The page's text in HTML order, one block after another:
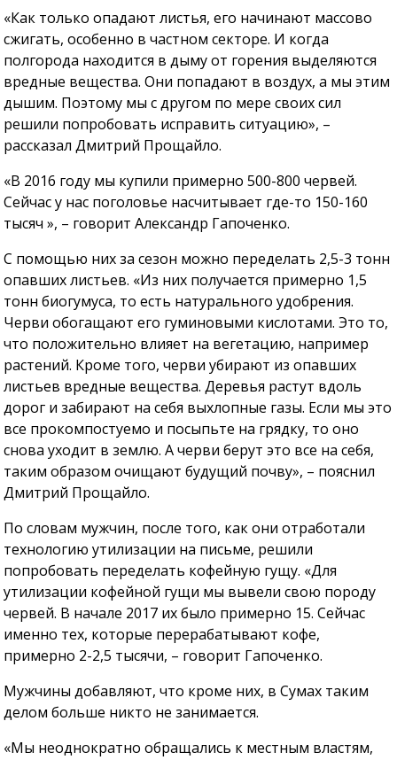
«Как только опадают листья, его начинают массово
сжигать, особенно в частном секторе. И когда
полгорода находится в дыму от горения выделяются
вредные вещества. Они попадают в воздух, а мы этим
дышим. Поэтому мы с другом по мере своих сил
решили попробовать исправить ситуацию», –
рассказал Дмитрий Прощайло.
«В 2016 году мы купили примерно 500-800 червей.
Сейчас у нас поголовье насчитывает где-то 150-160
тысяч », – говорит Александр Гапоченко.
С помощью них за сезон можно переделать 2,5-3 тонн
опавших листьев. «Из них получается примерно 1,5
тонн биогумуса, то есть натурального удобрения.
Черви обогащают его гуминовыми кислотами. Это то,
что положительно влияет на вегетацию, например
растений. Кроме того, черви убирают из опавших
листьев вредные вещества. Деревья растут вдоль
дорог и забирают на себя выхлопные газы. Если мы это
все прокомпостуемо и посыпьте на грядку, то оно
снова уходит в землю. А черви берут это все на себя,
таким образом очищают будущий почву», – пояснил
Дмитрий Прощайло.
По словам мужчин, после того, как они отработали
технологию утилизации на письме, решили
попробовать переделать кофейную гущу. «Для
утилизации кофейной гущи мы вывели свою породу
червей. В начале 2017 их было примерно 15. Сейчас
именно тех, которые перерабатывают кофе,
примерно 2-2,5 тысячи, – говорит Гапоченко.
Мужчины добавляют, что кроме них, в Сумах таким
делом больше никто не занимается.
«Мы неоднократно обращались к местным властям,